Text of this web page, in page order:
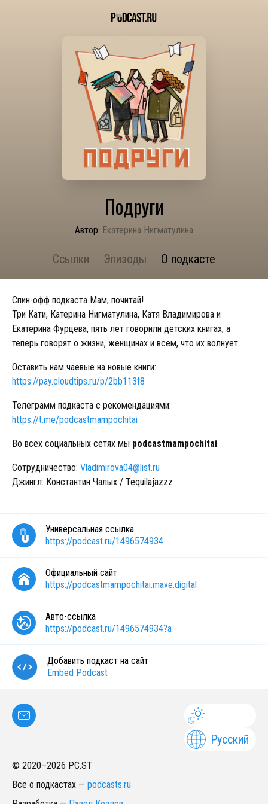
Подруги
Автор: Екатерина Нигматулина
Ссылки Эпизоды О подкасте
Спин-офф подкаста Мам, почитай!
Три Кати, Катерина Нигматулина, Катя Владимирова и
Екатерина Фурцева, пять лет говорили детских книгах, а
теперь говорят о жизни, женщинах и всем, что их волнует.
Оставить нам чаевые на новые книги:
https://pay.cloudtips.ru/p/2bb113f8
Телеграмм подкаста с рекомендациями:
https://t.me/podcastmampochitai
Во всех социальных сетях мы podcastmampochitai
Сотрудничество: Vladimirova04@list.ru
Джингл: Константин Чалых / Tequilajazzz
Универсальная ссылка
https://podcast.ru/1496574934
Официальный сайт
https://podcastmampochitai.mave.digital
Авто-ссылка
https://podcast.ru/1496574934?a
Добавить подкаст на сайт
Embed Podcast
Русский
© 2020–2026 PC.ST
Все о подкастах — podcasts.ru